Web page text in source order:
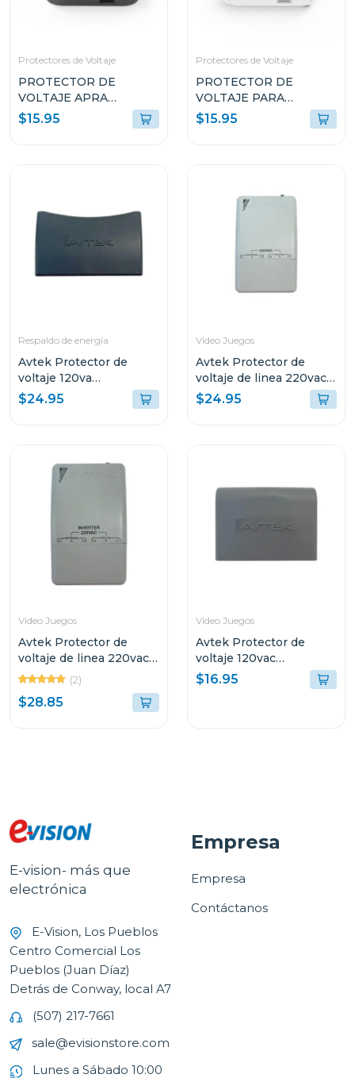
Protectores de Voltaje
PROTECTOR DE
VOLTAJE APRA
EQUIPOS ELECTRICOS
PTE1T51
$15.95
Protectores de Voltaje
PROTECTOR DE
VOLTAJE PARA
EQUIPOS DOMESTICOS
PTED1T51
$15.95
Respaldo de energía
Avtek Protector de
voltaje 120va
cortacorriente 3 tomas
pte-3t515
$24.95
Video Juegos
Avtek Protector de
voltaje de linea 220vac
cortacorriente pabb-
b230
$24.95
Video Juegos
Avtek Protector de
voltaje de linea 220vac
supresor de alta
capacidad pebas-
b230/21j
(2)
$28.85
Video Juegos
Avtek Protector de
voltaje 120vac
cortacorriente ptn-1t515
$16.95
E-vision- más que
electrónica
E-Vision, Los Pueblos
Centro Comercial Los
Pueblos (Juan Díaz)
Detrás de Conway, local A7
(507) 217-7661
sale@evisionstore.com
Lunes a Sábado 10:00
Empresa
Empresa
Contáctanos